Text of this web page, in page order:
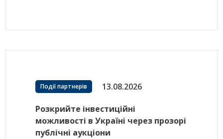
Події партнерів 13.08.2026
Розкрийте інвестиційні
можливості в Україні через прозорі
публічні аукціони